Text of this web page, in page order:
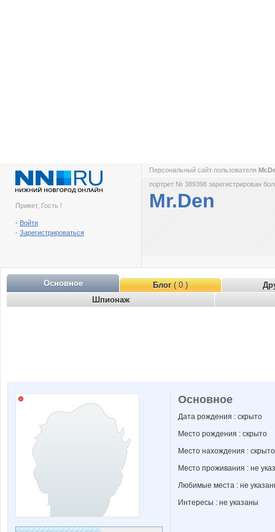
Привет, Гость !
- Войти
- Зарегистрироваться
Персональный сайт пользователя
портрет № 389398 зарегистрирован
Mr.Den
Основное Блог( 0 )
Шпионаж
Основное
Дата рождения : скрыто
Место рождения : скрыто
Место нахождения : скрыто
Место проживания : не
Любимые места : не
Интересы : не указаны